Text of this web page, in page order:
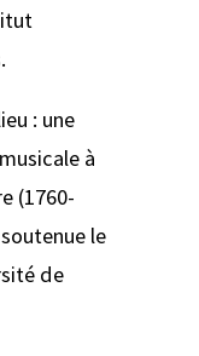
: une
à
(1760-
le
de